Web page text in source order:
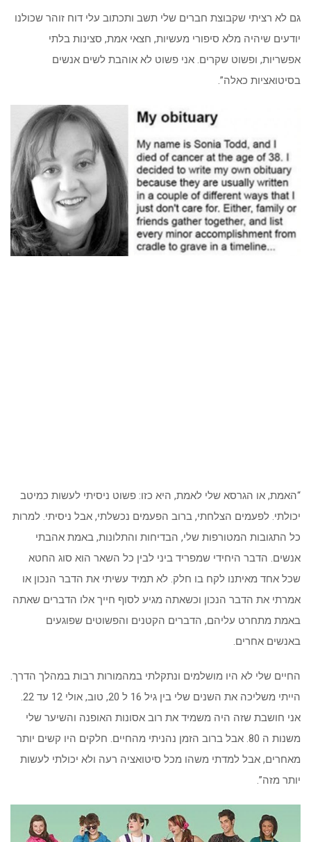
גם לא רציתי שקבוצת חברים שלי תשב ותכתוב עלי דוח זוהר שכולנו
יודעים שיהיה מלא סיפורי מעשיות, חצאי אמת, סצינות בלתי
אפשריות, ופשוט שקרים. אני פשוט לא אוהבת לשים אנשים
בסיטואציות כאלה”.
“האמת, או הגרסא שלי לאמת, היא כזו: פשוט ניסיתי לעשות כמיטב
יכולתי. לפעמים הצלחתי, ברוב הפעמים נכשלתי, אבל ניסיתי. למרות
כל התגובות המטורפות שלי, הבדיחות והתלונות, באמת אהבתי
אנשים. הדבר היחידי שמפריד ביני לבין כל השאר הוא סוג החטא
שכל אחד מאיתנו לקח בו חלק. לא תמיד עשיתי את הדבר הנכון או
אמרתי את הדבר הנכון וכשאתה מגיע לסוף חייך אלו הדברים שאתה
באמת מתחרט עליהם, הדברים הקטנים והפשוטים שפוגעים
באנשים אחרים.
החיים שלי לא היו מושלמים ונתקלתי במהמורות רבות במהלך הדרך.
אני חושבת שזה היה משמיד את רוב אסונות האופנה והשיער שלי
משנות ה 80. אבל ברוב הזמן נהניתי מהחיים. חלקים היו קשים יותר
מאחרים, אבל למדתי משהו מכל סיטואציה רעה ולא יכולתי לעשות
יותר מזה”.